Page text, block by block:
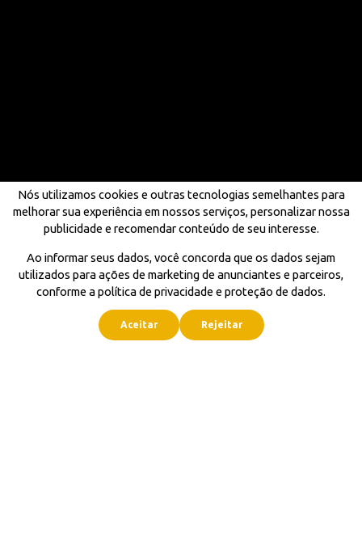
Nós utilizamos cookies e outras tecnologias semelhantes para
melhorar sua experiência em nossos serviços, personalizar nossa
publicidade e recomendar conteúdo de seu interesse.
Ao informar seus dados, você concorda que os dados sejam
utilizados para ações de marketing de anunciantes e parceiros,
conforme a política de privacidade e proteção de dados.
Aceitar Rejeitar